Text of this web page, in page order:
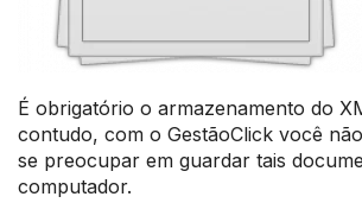
É obrigatório o armazenamento do
contudo, com o GestãoClick você
se preocupar em guardar tais
computador.